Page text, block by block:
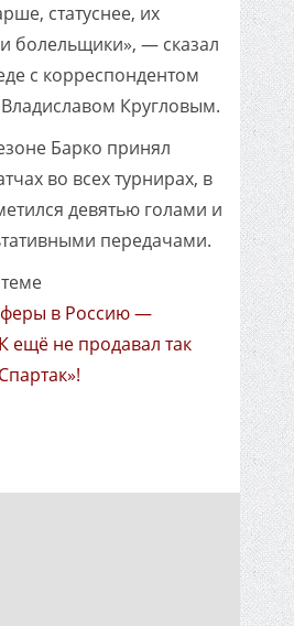
статуснее, их
болельщики», — сказал
с корреспондентом
Кругловым.
Барко принял
во всех турнирах, в
девятью голами и
передачами.
в Россию —
ещё не продавал так